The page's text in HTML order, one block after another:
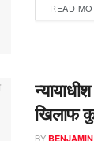
READ
खिलाफ
BY